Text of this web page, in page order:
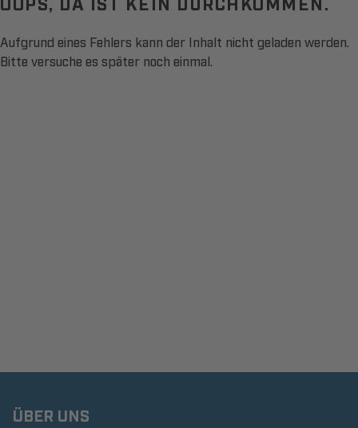
Aufgrund eines Fehlers kann der Inhalt nicht geladen werden.
Bitte versuche es später noch einmal.
ÜBER UNS